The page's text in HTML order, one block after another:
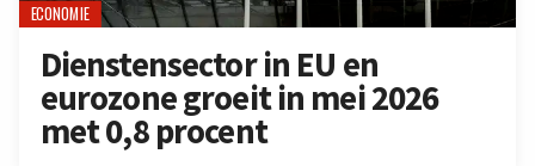
ECONOMIE
Dienstensector in EU en
eurozone groeit in mei 2026
met 0,8 procent